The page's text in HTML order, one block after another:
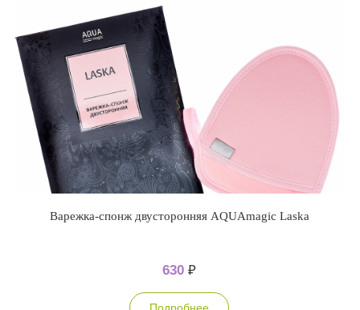
Варежка-спонж двусторонняя AQUAmagic Laska
630 ₽